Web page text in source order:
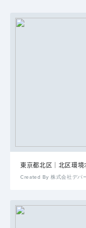
東京都北区｜北区環
Created By 株式会社デパ